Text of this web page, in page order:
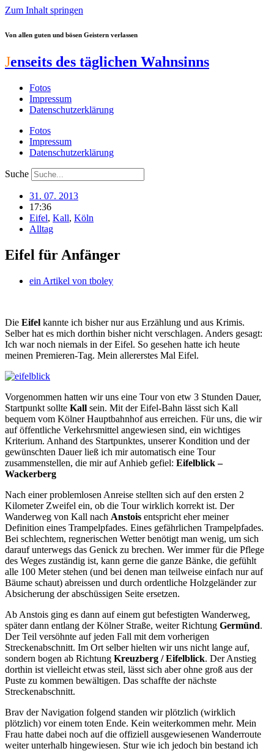
Zum Inhalt springen
Von allen guten und bösen Geistern verlassen
Jenseits des täglichen Wahnsinns
Fotos
Impressum
Datenschutzerklärung
Fotos
Impressum
Datenschutzerklärung
Suche
31. 07. 2013
17:36
Eifel, Kall, Köln
Alltag
Eifel für Anfänger
ein Artikel von tboley
Die Eifel kannte ich bisher nur aus Erzählung und aus Krimis.
Selber hat es mich dorthin bisher nicht verschlagen. Anders gesagt:
Ich war noch niemals in der Eifel. So gesehen hatte ich heute
meinen Premieren-Tag. Mein allererstes Mal Eifel.
Vorgenommen hatten wir uns eine Tour von etw 3 Stunden Dauer,
Startpunkt sollte Kall sein. Mit der Eifel-Bahn lässt sich Kall
bequem vom Kölner Hauptbahnhof aus erreichen. Für uns, die wir
auf öffentliche Verkehrsmittel angewiesen sind, ein wichtiges
Kriterium. Anhand des Startpunktes, unserer Kondition und der
gewünschten Dauer ließ ich mir automatisch eine Tour
zusammenstellen, die mir auf Anhieb gefiel: Eifelblick –
Wackerberg
Nach einer problemlosen Anreise stellten sich auf den ersten 2
Kilometer Zweifel ein, ob die Tour wirklich korrekt ist. Der
Wanderweg von Kall nach Anstois entspricht eher meiner
Definition eines Trampelpfades. Eines gefährlichen Trampelpfades.
Bei schlechtem, regnerischen Wetter benötigt man wenig, um sich
darauf unterwegs das Genick zu brechen. Wer immer für die Pflege
des Weges zuständig ist, kann gerne die ganze Bänke, die gefühlt
alle 100 Meter stehen (und bei denen man teilweise einfach nur auf
Bäume schaut) abreissen und durch ordentliche Holzgeländer zur
Absicherung der abschüssigen Seite ersetzen.
Ab Anstois ging es dann auf einem gut befestigten Wanderweg,
später dann entlang der Kölner Straße, weiter Richtung Germünd.
Der Teil versöhnte auf jeden Fall mit dem vorherigen
Streckenabschnitt. Im Ort selber hielten wir uns nicht lange auf,
sondern bogen ab Richtung Kreuzberg / Eifelblick. Der Anstieg
dorthin ist vielleicht etwas steil, lässt sich aber ohne groß aus der
Puste zu kommen bewältigen. Das schaffte der nächste
Streckenabschnitt.
Brav der Navigation folgend standen wir plötzlich (wirklich
plötzlich) vor einem toten Ende. Kein weiterkommen mehr. Mein
Frau hatte dabei noch auf die offiziell ausgewiesenen Wanderroute
weiter unterhalb hingewiesen. Stur wie ich jedoch bin bestand ich